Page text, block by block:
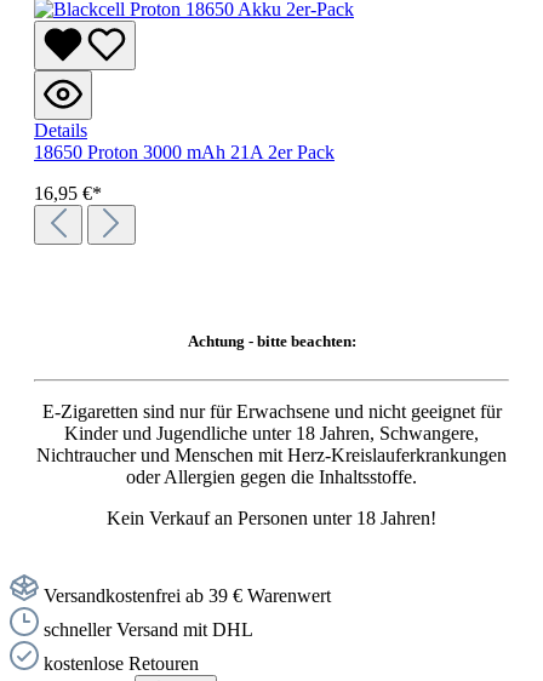
Details
18650 Proton 3000 mAh 21A 2er Pack
16,95 €*
Achtung - bitte beachten:
E-Zigaretten sind nur für Erwachsene und nicht geeignet für
Kinder und Jugendliche unter 18 Jahren, Schwangere,
Nichtraucher und Menschen mit Herz-Kreislauferkrankungen
oder Allergien gegen die Inhaltsstoffe.
Kein Verkauf an Personen unter 18 Jahren!
Versandkostenfrei ab 39 € Warenwert
schneller Versand mit DHL
kostenlose Retouren